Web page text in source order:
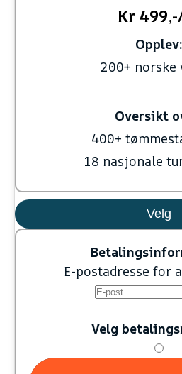
Kr
Opplev:
200+ norske
Oversikt
400+
18 nasjonale
Velg
E-postadresse for
Velg